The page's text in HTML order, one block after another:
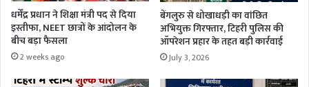
धर्मेंद्र प्रधान ने शिक्षा मंत्री पद से दिया
इस्तीफा, NEET छात्रों के आंदोलन के
बीच बड़ा फैसला
2 weeks ago
बेंगलुरु से धोखाधड़ी का वांछित
अभियुक्त गिरफ्तार, टिहरी पुलिस की
ऑपरेशन प्रहार के तहत बड़ी कार्रवाई
July 3, 2026